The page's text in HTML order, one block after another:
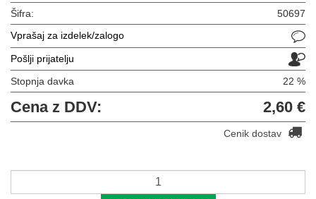
Šifra:
50697
Vprašaj za izdelek/zalogo
Pošlji prijatelju
Stopnja davka 22 %
Cena z DDV: 2,60 €
Cenik dostav